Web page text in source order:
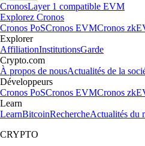
CronosLayer 1 compatible EVM
Explorez Cronos
Cronos PoSCronos EVMCronos
Explorer
AffiliationInstitutionsGarde
Crypto.com
À propos de nousActualités de la
Développeurs
Cronos PoSCronos EVMCronos
Learn
LearnBitcoinRechercheActualités du
CRYPTO